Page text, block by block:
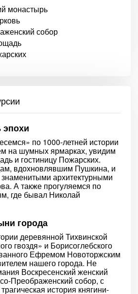
монастырь
собор
эпохи
по 1000-летней истории
на шумных ярмарках, увидим
и гостиницу Пожарских.
вдохновлявшим Пушкина, и
архитектурными
А также прогуляемся по
где бывал Николай
города
деревянной Тихвинской
гвоздя» и Борисоглебского
Ефремом Новоторжским
нашего города. Не
Воскресенский женский
Преображенский собор, с
история княгини-